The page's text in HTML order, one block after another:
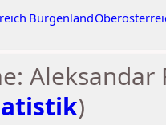
Burgenland
Aleksandar
)